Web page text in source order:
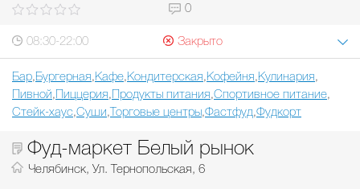
0
08:30-22:00 Закрыто
Бар,Бургерная,Кафе,Кондитерская,Кофейня,Кулинария,
Пивной, Пиццерия, Продукты питания,Спортивное питание,
Стейк-хаус,Суши, Торговые центры,Фастфуд,Фудкорт
Фуд-маркет Белый рынок
Челябинск, Ул. Тернопольская, 6